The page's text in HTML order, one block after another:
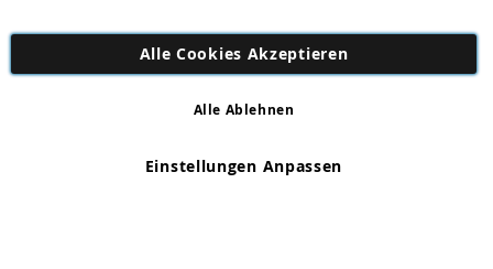
Firmennummer: 863029607
Alle Cookies Akzeptieren
Einstellungen Anpassen
Alle Ablehnen